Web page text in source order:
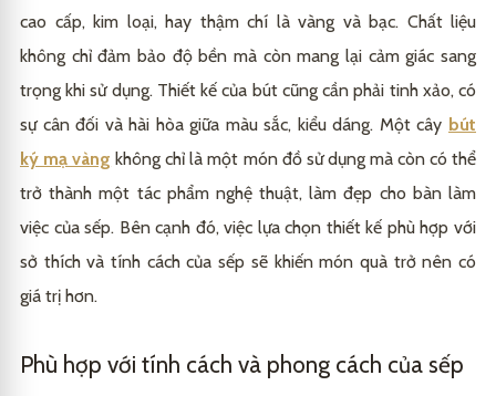
cao cấp, kim loại, hay thậm chí là vàng và bạc. Chất liệu
không chỉ đảm bảo độ bền mà còn mang lại cảm giác sang
trọng khi sử dụng. Thiết kế của bút cũng cần phải tinh xảo, có
sự cân đối và hài hòa giữa màu sắc, kiểu dáng. Một cây bút
ký mạ vàng không chỉ là một món đồ sử dụng mà còn có thể
trở thành một tác phẩm nghệ thuật, làm đẹp cho bàn làm
việc của sếp. Bên cạnh đó, việc lựa chọn thiết kế phù hợp với
sở thích và tính cách của sếp sẽ khiến món quà trở nên có
giá trị hơn.
Phù hợp với tính cách và phong cách của sếp